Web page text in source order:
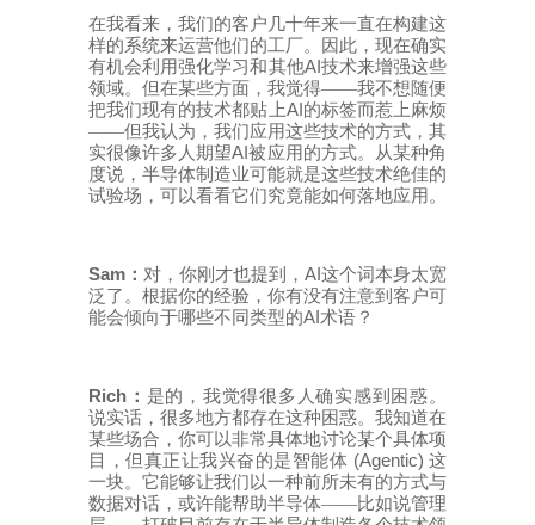
在我看来，我们的客户几十年来一直在构建这
样的系统来运营他们的工厂。因此，现在确实
有机会利用强化学习和其他AI技术来增强这些
领域。但在某些方面，我觉得——我不想随便
把我们现有的技术都贴上AI的标签而惹上麻烦
——但我认为，我们应用这些技术的方式，其
实很像许多人期望AI被应用的方式。从某种角
度说，半导体制造业可能就是这些技术绝佳的
试验场，可以看看它们究竟能如何落地应用。
Sam ： 对，你刚才也提到， AI这个词本身太宽
泛了。根据你的经验，你有没有注意到客户可
能会倾向于哪些不同类型的AI术语？
Rich ： 是的，我觉得很多人确实感到困惑。
说实话，很多地方都存在这种困惑。我知道在
某些场合，你可以非常具体地讨论某个具体项
目，但真正让我兴奋的是智能体 (Agentic) 这
一块。它能够让我们以一种前所未有的方式与
数据对话，或许能帮助半导体——比如说管理